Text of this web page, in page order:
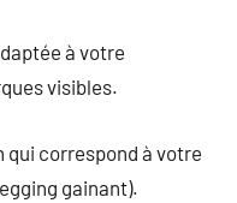
à votre
visibles.
qui correspond à votre
gainant).